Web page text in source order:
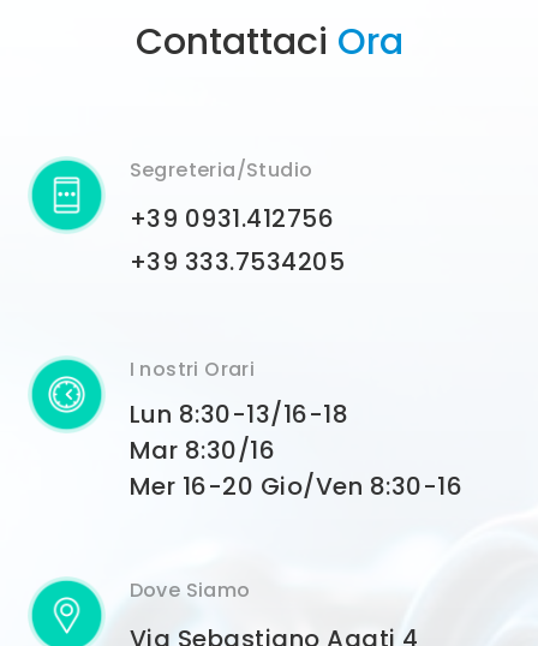
Contattaci Ora
Segreteria/Studio
+39 0931.412756
+39 333.7534205
I nostri Orari
Lun 8:30-13/16-18
Mar 8:30/16
Mer 16-20 Gio/Ven 8:30-16
Dove Siamo
Via Sebastiano Agati 4